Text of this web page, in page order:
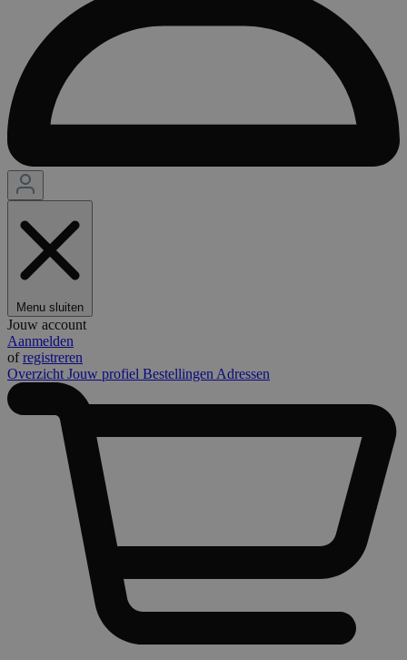
Menu sluiten
Jouw account
Aanmelden
ofregistreren
Overzicht Jouw profiel Bestellingen Adressen